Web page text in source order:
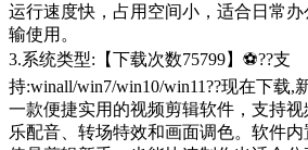
运行速度快，占用空间小，适合日常
输使用。
3.系统类型:【下载次数75799】⚽??支
持:winall/win7/win10/win11??现在下载,
一款便捷实用的视频剪辑软件，支持
乐配音、转场特效和画面调色。软件